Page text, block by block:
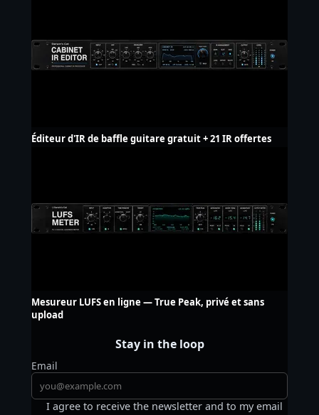
Éditeur d'IR de baffle guitare gratuit + 21 IR offertes
Mesureur LUFS en ligne — True Peak, privé et sans
upload
Stay in the loop
Email
I agree to receive the newsletter and to my email